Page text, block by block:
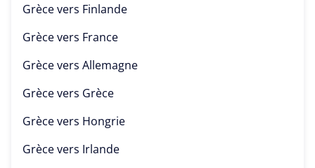
Grèce vers Finlande
Grèce vers France
Grèce vers Allemagne
Grèce vers Grèce
Grèce vers Hongrie
Grèce vers Irlande